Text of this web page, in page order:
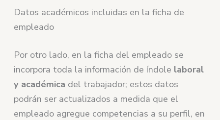
Datos académicos incluidas en la ficha de
empleado
Por otro lado, en la ficha del empleado se
incorpora toda la información de índole laboral
y académica del trabajador; estos datos
podrán ser actualizados a medida que el
empleado agregue competencias a su perfil, en